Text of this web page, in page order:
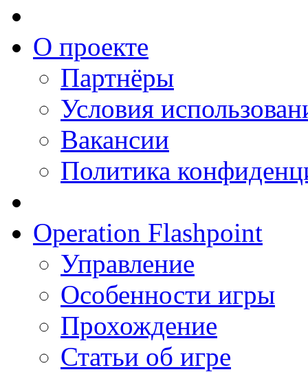
О проекте
Партнёры
Условия
Вакансии
Политика
Operation Flashpoint
Управление
Особенности игры
Прохождение
Статьи об игре